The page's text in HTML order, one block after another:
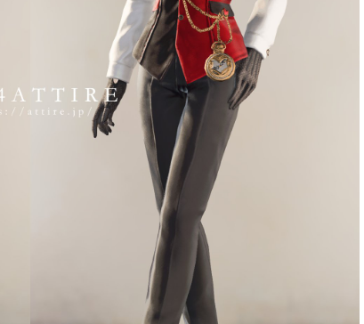
頭装備ギミックあり
ノースリーブ